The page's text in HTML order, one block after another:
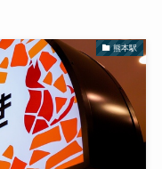
熊本駅